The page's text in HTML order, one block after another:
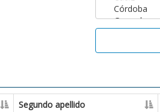
Segundo apellido